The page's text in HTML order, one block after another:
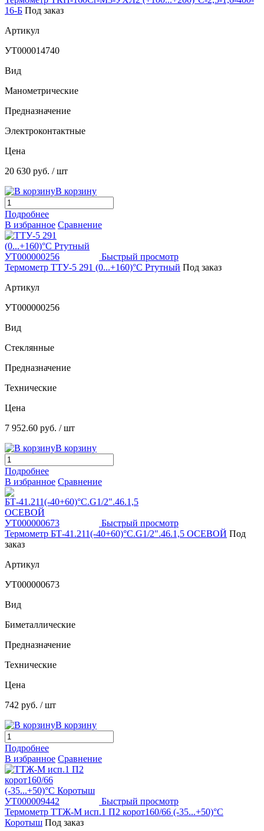
16-Б Под заказ
Артикул
УТ000014740
Вид
Манометрические
Предназначение
Электроконтактные
Цена
20 630 руб. / шт
В корзину
Подробнее
В избранное Сравнение
Быстрый просмотр
Термометр ТТУ-5 291 (0...+160)°С Ртутный Под заказ
Артикул
УТ000000256
Вид
Стеклянные
Предназначение
Технические
Цена
7 952.60 руб. / шт
В корзину
Подробнее
В избранное Сравнение
Быстрый просмотр
Термометр БТ-41.211(-40+60)°С.G1/2".46.1,5 ОСЕВОЙ Под
заказ
Артикул
УТ000000673
Вид
Биметаллические
Предназначение
Технические
Цена
742 руб. / шт
В корзину
Подробнее
В избранное Сравнение
Быстрый просмотр
Термометр ТТЖ-М исп.1 П2 корот160/66 (-35...+50)°С
Коротыш Под заказ